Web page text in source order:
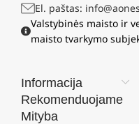
El. paštas:
Valstybinės maisto ir
maisto tvarkymo
Informacija
Rekomenduojame
Mityba